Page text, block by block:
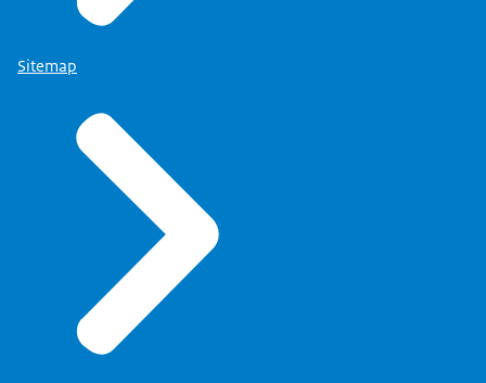
Sitemap